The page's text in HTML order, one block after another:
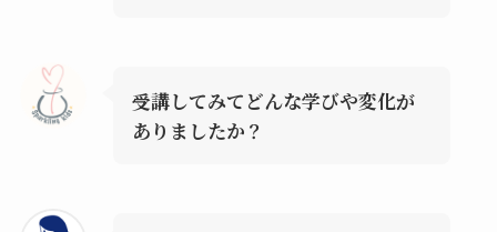
受講してみてどんな学びや変化が
ありましたか？